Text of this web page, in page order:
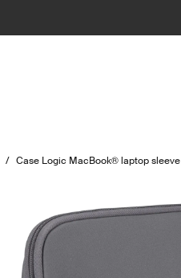
/ Case Logic MacBook® laptop sleeve